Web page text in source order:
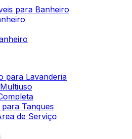
para Banheiro
para Lavanderia
Tanques
de Serviço